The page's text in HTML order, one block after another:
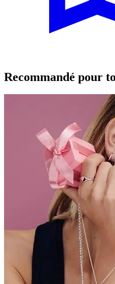
Recommandé pour